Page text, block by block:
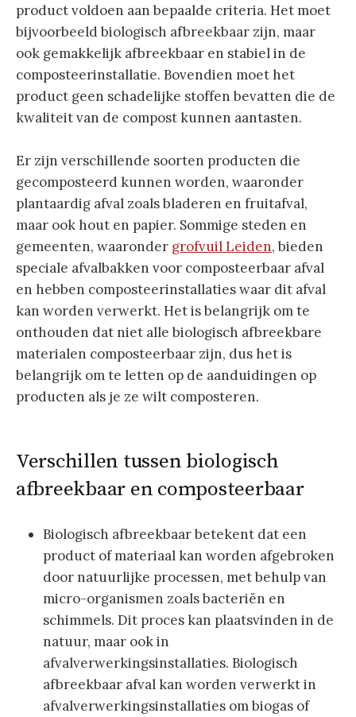
product voldoen aan bepaalde criteria. Het moet
bijvoorbeeld biologisch afbreekbaar zijn, maar
ook gemakkelijk afbreekbaar en stabiel in de
composteerinstallatie. Bovendien moet het
product geen schadelijke stoffen bevatten die de
kwaliteit van de compost kunnen aantasten.
Er zijn verschillende soorten producten die
gecomposteerd kunnen worden, waaronder
plantaardig afval zoals bladeren en fruitafval,
maar ook hout en papier. Sommige steden en
gemeenten, waaronder grofvuil Leiden, bieden
speciale afvalbakken voor composteerbaar afval
en hebben composteerinstallaties waar dit afval
kan worden verwerkt. Het is belangrijk om te
onthouden dat niet alle biologisch afbreekbare
materialen composteerbaar zijn, dus het is
belangrijk om te letten op de aanduidingen op
producten als je ze wilt composteren.
Verschillen tussen biologisch
afbreekbaar en composteerbaar
Biologisch afbreekbaar betekent dat een
product of materiaal kan worden afgebroken
door natuurlijke processen, met behulp van
micro-organismen zoals bacteriën en
schimmels. Dit proces kan plaatsvinden in de
natuur, maar ook in
afvalverwerkingsinstallaties. Biologisch
afbreekbaar afval kan worden verwerkt in
afvalverwerkingsinstallaties om biogas of